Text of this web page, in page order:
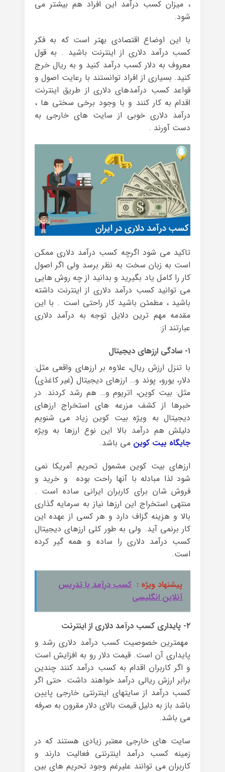
، میزان کسب درآمد این افراد هم بیشتر می
شود.
با این اوضاع اقتصادی بهتر است که به فکر
کسب درآمد دلاری از اینترنت باشید . به قول
معروف به دلار کسب درآمد کنید و به ریال خرج
کنید. بسیاری از افراد توانستند با رعایت اصول و
قواعد کسب درآمدهای دلاری از طریق اینترنت
اقدام به کار کنند و با وجود برخی سختی ها ،
درآمد دلاری خوبی از سایت های خارجی به
دست آورند .
تاکید می شود اگرچه کسب درآمد دلاری ممکن
است به زبان سخت به نظر برسد ولی اگر اصول
کار را کامل یاد بگیرید و بدانید از چه روش هایی
می توانید کسب درآمد دلاری از اینترنت داشته
باشید ، مطمئن باشید کار راحتی است . با این
مقدمه مهم ترین دلایل توجه به درآمد دلاری
عبارتند از:
۱- سادگی ارزهای دیجیتال
با تنزل ارزش ریال، علاوه بر ارزهای واقعی مثل:
دلار، یورو، پوند و… ارزهای دیجیتال (غیر کاغذی)
مثل: بیت کوین، اتریوم و… هم رشد کردند. در
خبرها از کشف مزرعه های استخراج ارزهای
دیجیتال به ویژه بیت کوین زیاد می شنویم
دلیلش هم درآمد بالا این نوع ارزها به ویژه
جایگاه بیت کوین می باشد.
ارزهای بیت کوین مشمول تحریم آمریکا نمی
شود لذا مبادله با آنها راحت بوده و خرید و
فروش شان برای کاربران ایرانی ساده است .
منتهی استخراج این ارزها نیاز به سرمایه گذاری
بالا و هزینه گزاف دارد و هر کسی از عهده این
کار برنمی آید. ولی به طور کلی ارزهای دیجیتال
کسب درآمد دلاری را ساده و همه گیر کرده
است.
پیشنهاد ویژه : کسب درآمد با تدریس
آنلاین انگلیسی
۲- پایداری کسب درآمد دلاری از اینترنت
مهمترین خصوصیت کسب درآمد دلاری رشد و
پایداری آن است. قیمت دلار رو به افزایش است
و اگر کاربران اقدام به کسب درآمد کنند چندین
برابر ارزش ریالی درآمد خواهند داشت. حتی اگر
کسب درآمد از سایتهای اینترنتی خارجی پایین
باشد باز به دلیل قیمت بالای دلار مقرون به صرفه
می باشد.
سایت های خارجی معتبر زیادی هستند که در
زمینه کسب درآمد اینترنتی فعالیت دارند و
کاربران می توانند علیرغم وجود تحریم های بین